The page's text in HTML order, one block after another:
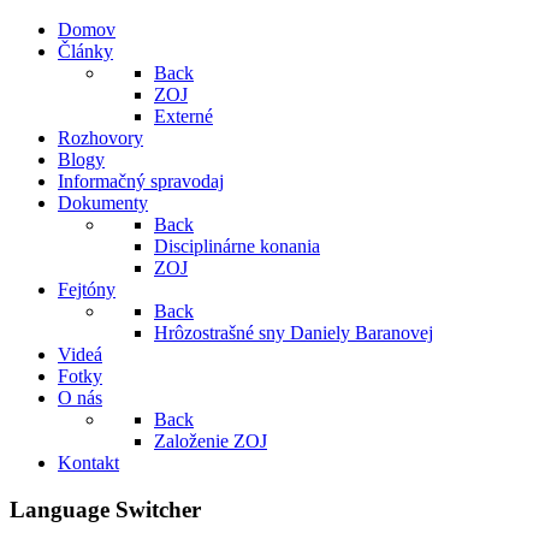
Domov
Články
Back
ZOJ
Externé
Rozhovory
Blogy
Informačný spravodaj
Dokumenty
Back
Disciplinárne konania
ZOJ
Fejtóny
Back
Hrôzostrašné sny Daniely Baranovej
Videá
Fotky
O nás
Back
Založenie ZOJ
Kontakt
Language Switcher